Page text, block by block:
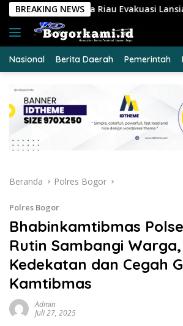
Langsung
konten
BREAKING NEWS
Lansia Sakit Menahun dalam
Nasional Berita Daerah Pemerintah
Beranda Polres Bogor
Polres Bogor
Bhabinkamtibmas
Rutin Sambangi
Kedekatan dan Cegah
Kamtibmas
Admin
Juli 27, 2025